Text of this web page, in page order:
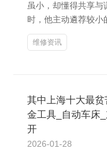
虽小，却懂得共享与
时，他主动遴荐较小
维修资讯
其中上海十大最
金工具_自动车床
开
2026-01-28